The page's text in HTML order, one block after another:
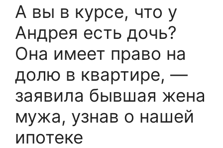
А вы в курсе, что у
Андрея есть дочь?
Она имеет право на
долю в квартире, —
заявила бывшая жена
мужа, узнав о нашей
ипотеке